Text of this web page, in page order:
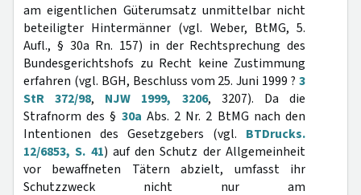
am eigentlichen Güterumsatz unmittelbar nicht
beteiligter Hintermänner (vgl. Weber, BtMG, 5.
Aufl., § 30a Rn. 157) in der Rechtsprechung des
Bundesgerichtshofs zu Recht keine Zustimmung
erfahren (vgl. BGH, Beschluss vom 25. Juni 1999 ? 3
StR 372/98, NJW 1999, 3206, 3207). Da die
Strafnorm des § 30a Abs. 2 Nr. 2 BtMG nach den
Intentionen des Gesetzgebers (vgl. BTDrucks.
12/6853, S. 41) auf den Schutz der Allgemeinheit
vor bewaffneten Tätern abzielt, umfasst ihr
Schutzzweck nicht nur am